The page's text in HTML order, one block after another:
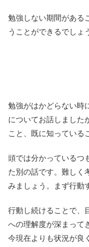
勉強しない期間がある
うことができるでしょ
勉強がはかどらない時
についてお話しました
こと、既に知っている
頭では分かっているつ
た別の話です。難しく
みましょう。まず行動
行動し続けることで、
への理解度が深まって
今現在よりも状況が良